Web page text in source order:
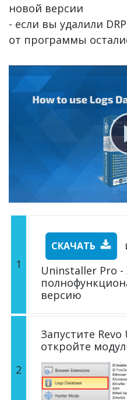
новой версии
- если вы удалили
от программы
1
СКАЧАТЬ
Uninstaller Pro
версию
2
Запустите
откройте